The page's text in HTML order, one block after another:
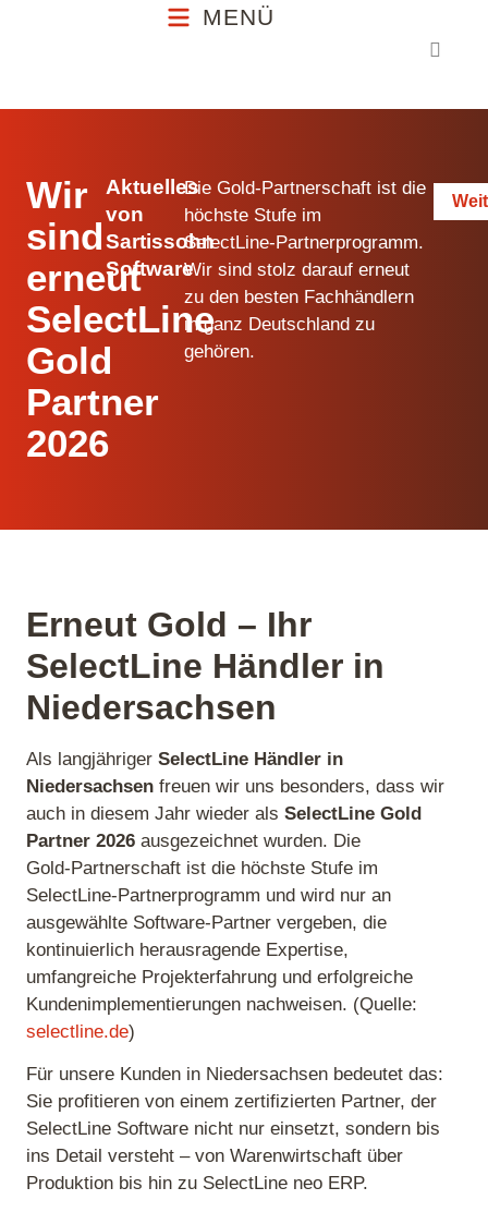
MENÜ MENÜ
Wir
sind
erneut
SelectLine
Gold
Partner
2026
Aktuelles
von
Sartissohn
Software
Die Gold‑Partnerschaft ist die
höchste Stufe im
SelectLine‑Partnerprogramm.
Wir sind stolz darauf erneut
zu den besten Fachhändlern
in ganz Deutschland zu
gehören.
Erneut Gold – Ihr
SelectLine Händler in
Niedersachsen
Als langjähriger SelectLine Händler in
Niedersachsen freuen wir uns besonders, dass wir
auch in diesem Jahr wieder als SelectLine Gold
Partner 2026 ausgezeichnet wurden. Die
Gold‑Partnerschaft ist die höchste Stufe im
SelectLine‑Partnerprogramm und wird nur an
ausgewählte Software-Partner vergeben, die
kontinuierlich herausragende Expertise,
umfangreiche Projekterfahrung und erfolgreiche
Kundenimplementierungen nachweisen. (Quelle:
selectline.de)
Für unsere Kunden in Niedersachsen bedeutet das:
Sie profitieren von einem zertifizierten Partner, der
SelectLine Software nicht nur einsetzt, sondern bis
ins Detail versteht – von Warenwirtschaft über
Produktion bis hin zu SelectLine neo ERP.